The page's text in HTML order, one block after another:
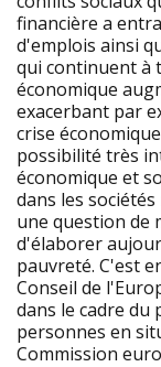
financière a
d'emplois ainsi
qui continuent à
économique
exacerbant par
crise
possibilité très
économique et
dans les
une question de
d'élaborer
pauvreté. C'est
Conseil de
dans le cadre du
personnes en
Commission